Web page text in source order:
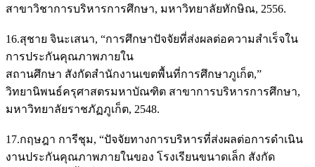
สาขาวิชาการบริหารการศึกษา, มหาวิทยาลัยทักษิณ, 2556.
16.สุชาย จินะเสนา, “การศึกษาปัจจัยที่ส่งผลต่อความสำเร็จใน
การประกันคุณภาพภายใน
สถานศึกษา สังกัดสำนักงานเขตพื้นที่การศึกษาภูเก็ต,”
วิทยานิพนธ์ครุศาสตรมหาบัณฑิต สาขาการบริหารการศึกษา,
มหาวิทยาลัยราชภัฏภูเก็ต, 2548.
17.กฤษฎา การีชุม, “ปัจจัยทางการบริหารที่ส่งผลต่อการดำเนิน
งานประกันคุณภาพภายในของ โรงเรียนขนาดเล็ก สังกัด